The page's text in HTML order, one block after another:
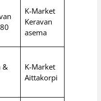
K-Market
Keravan
asema
&
K-Market
Aittakorpi